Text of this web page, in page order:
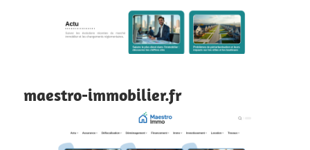
maestro-immobilier.fr